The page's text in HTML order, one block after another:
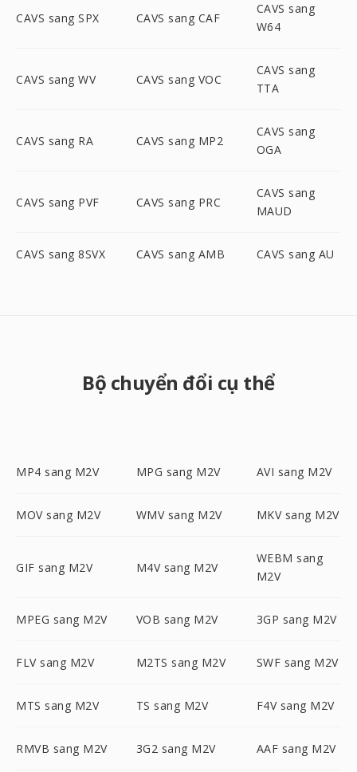
CAVS sang SPX CAVS sang CAF
CAVS sang
W64
CAVS sang WV CAVS sang VOC
CAVS sang
TTA
CAVS sang RA CAVS sang MP2
CAVS sang
OGA
CAVS sang PVF CAVS sang PRC
CAVS sang
MAUD
CAVS sang 8SVX CAVS sang AMB CAVS sang AU
Bộ chuyển đổi cụ thể
MP4 sang M2V MPG sang M2V AVI sang M2V
MOV sang M2V WMV sang M2V MKV sang M2V
GIF sang M2V M4V sang M2V
WEBM sang
M2V
MPEG sang M2V VOB sang M2V 3GP sang M2V
FLV sang M2V M2TS sang M2V SWF sang M2V
MTS sang M2V TS sang M2V F4V sang M2V
RMVB sang M2V 3G2 sang M2V AAF sang M2V